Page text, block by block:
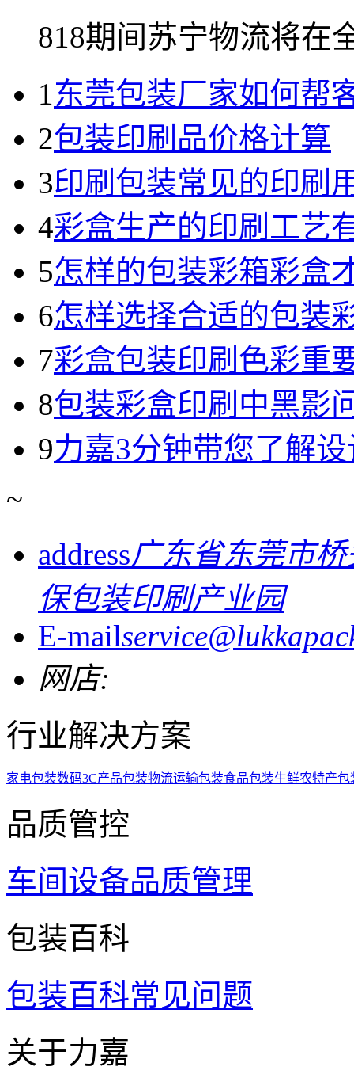
818期间苏宁物流将在
1东莞包装厂家如何帮
2包装印刷品价格计算
3印刷包装常见的印刷
4彩盒生产的印刷工艺
5怎样的包装彩箱彩盒
6怎样选择合适的包装
7彩盒包装印刷色彩重
8包装彩盒印刷中黑影
9力嘉3分钟带您了解
~
address广东省东莞市
保包装印刷产业园
E-mail
网店:
行业解决方案
家电包装数码3C产品包装物流运输包装食品包装生鲜农特产包
品质管控
车间设备品质管理
包装百科
包装百科常见问题
关于力嘉